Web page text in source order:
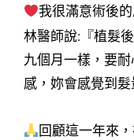
我很滿意術後
林醫師說:『植髮
九個月一樣，要
感，妳會感覺到髮
回顧這一年來